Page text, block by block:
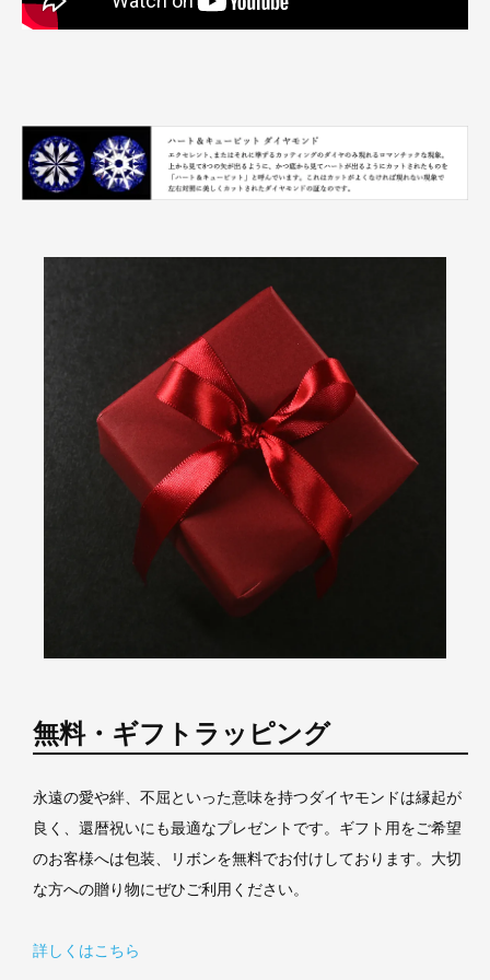
無料・ギフトラッピング
永遠の愛や絆、不屈といった意味を持つダイヤモンドは縁起が
良く、還暦祝いにも最適なプレゼントです。ギフト用をご希望
のお客様へは包装、リボンを無料でお付けしております。大切
な方への贈り物にぜひご利用ください。
詳しくはこちら